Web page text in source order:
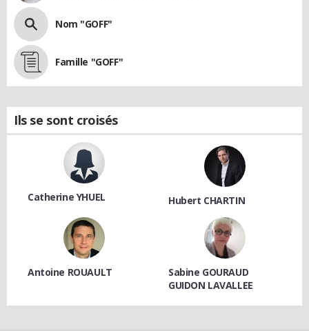
Nom "GOFF"
Famille "GOFF"
Ils se sont croisés
Catherine YHUEL Hubert CHARTIN
Antoine ROUAULT
Sabine GOURAUD
GUIDON LAVALLEE